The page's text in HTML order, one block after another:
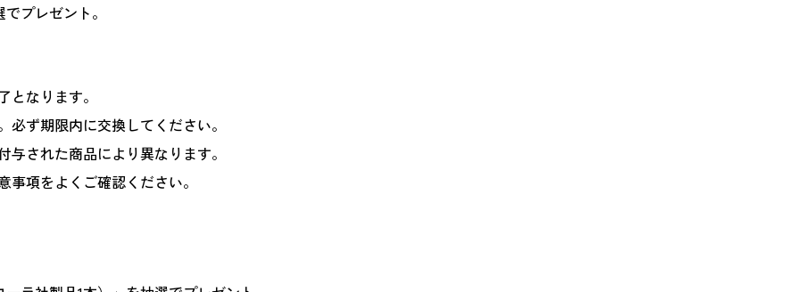
プレゼント。
なります。
ず期限内に交換してください。
された商品により異なります。
項をよくご確認ください。